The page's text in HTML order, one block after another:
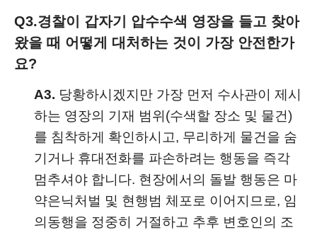
Q3.경찰이 갑자기 압수수색 영장을 들고 찾아
왔을 때 어떻게 대처하는 것이 가장 안전한가
요?
A3. 당황하시겠지만 가장 먼저 수사관이 제시
하는 영장의 기재 범위(수색할 장소 및 물건)
를 침착하게 확인하시고, 무리하게 물건을 숨
기거나 휴대전화를 파손하려는 행동을 즉각
멈추셔야 합니다. 현장에서의 돌발 행동은 마
약은닉처벌 및 현행범 체포로 이어지므로, 임
의동행을 정중히 거절하고 추후 변호인의 조